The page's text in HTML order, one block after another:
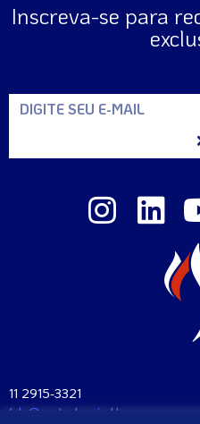
Inscreva-se para
11 2915-3321
fale@santaclara.ind.br